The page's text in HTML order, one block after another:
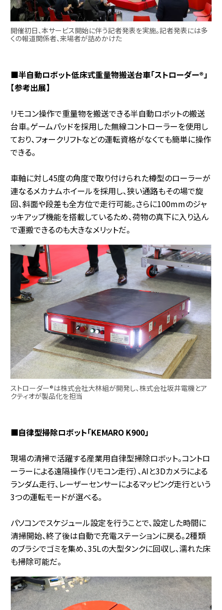
開催初日、本サービス開始に伴う記者発表を実施。記者発表には多
くの報道関係者、来場者が詰めかけた
■半自動ロボット低床式重量物搬送台車「ストローダー®」
【参考出展】
リモコン操作で重量物を搬送できる半自動ロボットの搬送
台車。ゲームパッドを採用した無線コントローラーを使用し
ており、フォークリフトなどの運転資格がなくても簡単に操作
できる。
車軸に対し45度の角度で取り付けられた樽型のローラーが
連なるメカナムホイールを採用し、狭い通路もその場で旋
回、斜面や段差も全方位で走行可能。さらに100mmのジャ
ッキアップ機能を搭載しているため、荷物の真下に入り込ん
で運搬できるのも大きなメリットだ。
ストローダー®は株式会社大林組が開発し、株式会社坂井電機とア
クティオが製品化を担当
■自律型掃除ロボット「KEMARO K900」
現場の清掃で活躍する産業用自律型掃除ロボット。コントロ
ーラーによる遠隔操作（リモコン走行）、AIと3Dカメラによる
ランダム走行、レーザーセンサーによるマッピング走行という
3つの運転モードが選べる。
パソコンでスケジュール設定を行うことで、設定した時間に
清掃開始、終了後は自動で充電ステーションに戻る。2種類
のブラシでゴミを集め、35Lの大型タンクに回収し、濡れた床
も掃除可能だ。